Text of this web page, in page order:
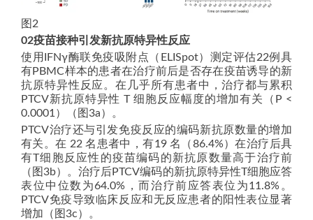
图2
02疫苗接种引发新抗原特异性反应
使用IFNγ酶联免疫吸附点（ELISpot）测定评估22例具
有PBMC样本的患者在治疗前后是否存在疫苗诱导的新
抗原特异性反应。在几乎所有患者中，治疗都与累积
PTCV新抗原特异性 T 细胞反应幅度的增加有关（P <
0.0001）（图3a）。
PTCV治疗还与引发免疫反应的编码新抗原数量的增加
有关。在 22 名患者中，有19 名（86.4%）在治疗后具
有T细胞反应性的疫苗编码的新抗原数量高于治疗前
（图3b）。治疗后PTCV编码的新抗原特异性T细胞应答
表位中位数为64.0%，而治疗前应答表位为11.8%。
PTCV免疫导致临床反应和无反应患者的阳性表位显著
增加（图3c）。